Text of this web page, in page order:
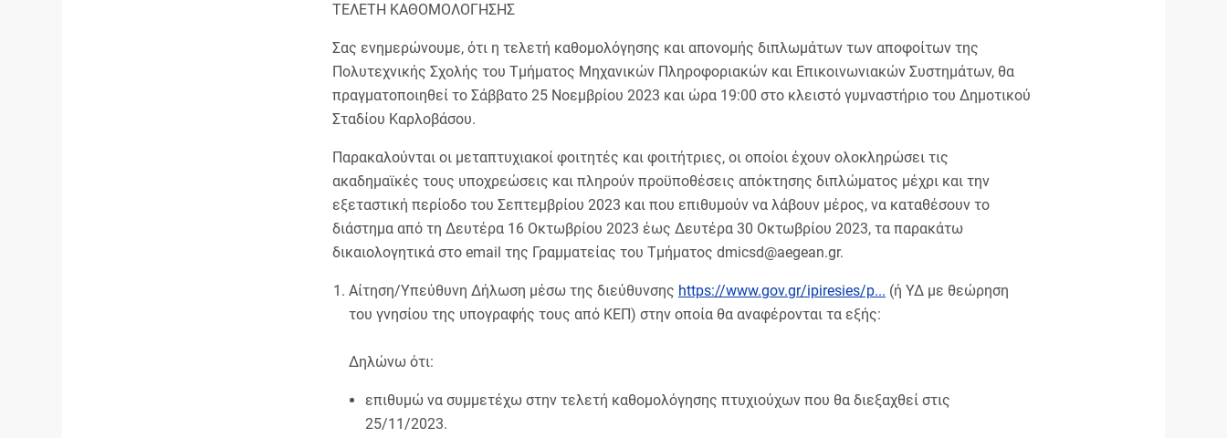
ΤΕΛΕΤΗ ΚΑΘΟΜΟΛΟΓΗΣΗΣ
Σας ενημερώνουμε, ότι η τελετή καθομολόγησης και απονομής διπλωμάτων των αποφοίτων της
Πολυτεχνικής Σχολής του Τμήματος Μηχανικών Πληροφοριακών και Επικοινωνιακών Συστημάτων, θα
πραγματοποιηθεί το Σάββατο 25 Νοεμβρίου 2023 και ώρα 19:00 στο κλειστό γυμναστήριο του Δημοτικού
Σταδίου Καρλοβάσου.
Παρακαλούνται οι μεταπτυχιακοί φοιτητές και φοιτήτριες, οι οποίοι έχουν ολοκληρώσει τις
ακαδημαϊκές τους υποχρεώσεις και πληρούν προϋποθέσεις απόκτησης διπλώματος μέχρι και την
εξεταστική περίοδο του Σεπτεμβρίου 2023 και που επιθυμούν να λάβουν μέρος, να καταθέσουν το
διάστημα από τη Δευτέρα 16 Οκτωβρίου 2023 έως Δευτέρα 30 Οκτωβρίου 2023, τα παρακάτω
δικαιολογητικά στο email της Γραμματείας του Τμήματος dmicsd@aegean.gr.
Αίτηση/Υπεύθυνη Δήλωση μέσω της διεύθυνσης https://www.gov.gr/ipiresies/p... (ή ΥΔ με θεώρηση
του γνησίου της υπογραφής τους από ΚΕΠ) στην οποία θα αναφέρονται τα εξής:
Δηλώνω ότι:
επιθυμώ να συμμετέχω στην τελετή καθομολόγησης πτυχιούχων που θα διεξαχθεί στις
25/11/2023.